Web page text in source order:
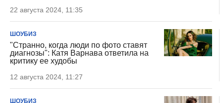
22 августа 2024, 11:35
ШОУБИЗ
"Странно, когда люди по фото ставят
диагнозы": Катя Варнава ответила на
критику ее худобы
12 августа 2024, 11:27
ШОУБИЗ